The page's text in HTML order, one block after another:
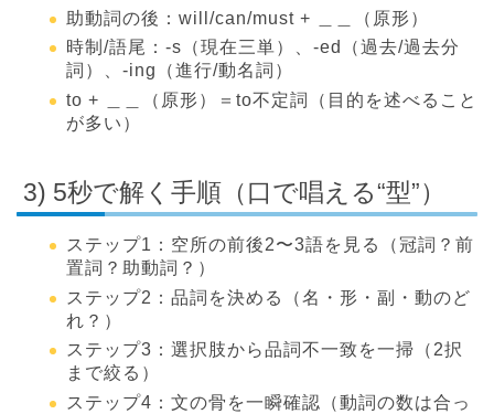
助動詞の後：will/can/must + ＿＿（原形）
時制/語尾：-s（現在三単）、-ed（過去/過去分
詞）、-ing（進行/動名詞）
to + ＿＿（原形）＝to不定詞（目的を述べること
が多い）
3) 5秒で解く手順（口で唱える“型”）
ステップ1：空所の前後2〜3語を見る（冠詞？前
置詞？助動詞？）
ステップ2：品詞を決める（名・形・副・動のど
れ？）
ステップ3：選択肢から品詞不一致を一掃（2択
まで絞る）
ステップ4：文の骨を一瞬確認（動詞の数は合っ